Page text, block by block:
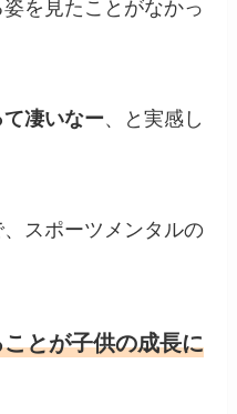
を見たことがなかっ
凄いなー、と実感し
スポーツメンタルの
とが子供の成長に